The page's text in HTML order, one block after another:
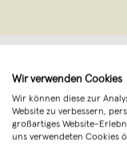
Wir verwenden Cookies
Wir können diese zur
Website zu verbessern,
großartiges Website-
uns verwendeten Cookies